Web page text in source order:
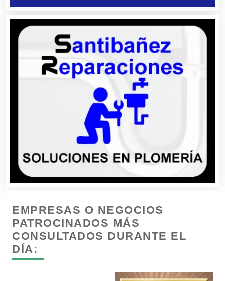
Boutiques
Buceo
Cajas de Ahorro
Camiones para Fletes
Cancelería de Aluminio
EMPRESAS O NEGOCIOS
PATROCINADOS MÁS
CONSULTADOS DURANTE EL
DÍA: